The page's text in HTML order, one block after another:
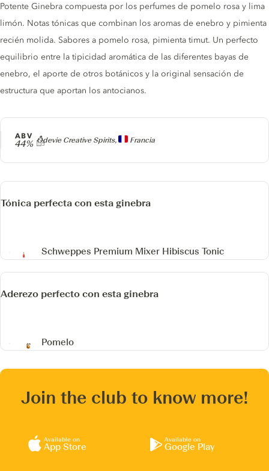
Producer
Ôdevie Creative Spirits, Francia
ABV
44%
Potente Ginebra compuesta por los perfumes de pomelo rosa y lima
limón. Notas tónicas que combinan los aromas de enebro y pimienta
recién molida. Sabores a pomelo rosa, pimienta timut. Un perfecto
equilibrio entre la tipicidad aromática de las diferentes bayas de
enebro, el aporte de otros botánicos y la original sensación de
estructura que aportan los antocianos.
Tónica perfecta con esta ginebra
Schweppes Premium Mixer Hibiscus Tonic
Aderezo perfecto con esta ginebra
Pomelo
Join the club to know more!
Available on
App Store
Available on
Google Play